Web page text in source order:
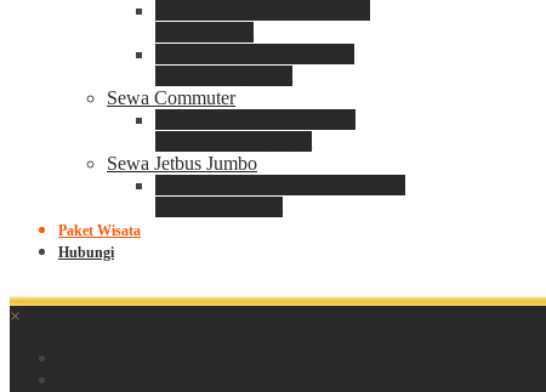
Sewa Commuter
Sewa Jetbus Jumbo
Paket Wisata
Hubungi
×